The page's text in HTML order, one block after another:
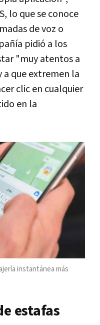
lo que se conoce
de voz o
pidió a los
"muy atentos a
a que extremen la
clic en cualquier
en la
instantánea más
estafas